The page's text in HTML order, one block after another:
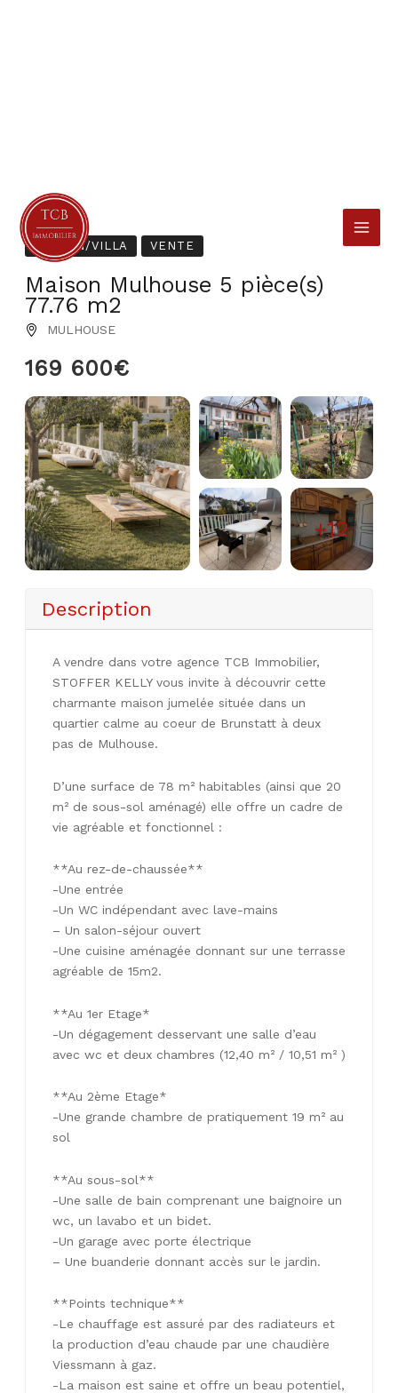
contenu
MAISON/VILLA VENTE
Maison Mulhouse 5 pièce(s)
77.76 m2
MULHOUSE
169 600€
+12
Description
A vendre dans votre agence TCB Immobilier,
STOFFER KELLY vous invite à découvrir cette
charmante maison jumelée située dans un
quartier calme au coeur de Brunstatt à deux
pas de Mulhouse.
D’une surface de 78 m² habitables (ainsi que 20
m² de sous-sol aménagé) elle offre un cadre de
vie agréable et fonctionnel :
**Au rez-de-chaussée**
-Une entrée
-Un WC indépendant avec lave-mains
– Un salon-séjour ouvert
-Une cuisine aménagée donnant sur une terrasse
agréable de 15m2.
**Au 1er Etage*
-Un dégagement desservant une salle d’eau
avec wc et deux chambres (12,40 m² / 10,51 m² )
**Au 2ème Etage*
-Une grande chambre de pratiquement 19 m² au
sol
**Au sous-sol**
-Une salle de bain comprenant une baignoire un
wc, un lavabo et un bidet.
-Un garage avec porte électrique
– Une buanderie donnant accès sur le jardin.
**Points technique**
-Le chauffage est assuré par des radiateurs et
la production d’eau chaude par une chaudière
Viessmann à gaz.
-La maison est saine et offre un beau potentiel,